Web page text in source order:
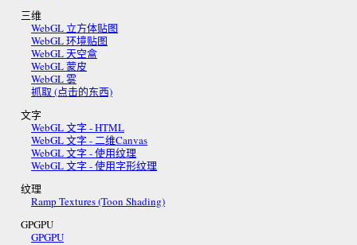
三维
WebGL 立方体贴图
WebGL 环境贴图
WebGL 天空盒
WebGL 蒙皮
WebGL 雾
抓取 (点击的东西)
文字
WebGL 文字 - HTML
WebGL 文字 - 二维Canvas
WebGL 文字 - 使用纹理
WebGL 文字 - 使用字形纹理
纹理
Ramp Textures (Toon Shading)
GPGPU
GPGPU